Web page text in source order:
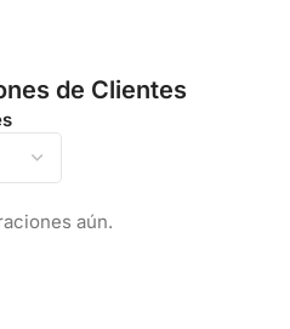
de Clientes
aún.